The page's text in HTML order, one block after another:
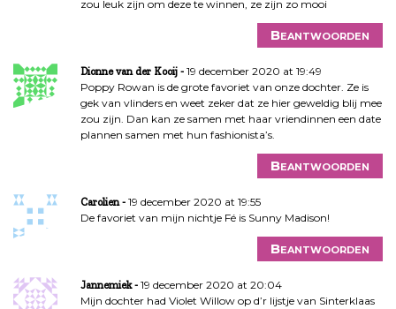
zou leuk zijn om deze te winnen, ze zijn zo mooi
Beantwoorden
Dionne van der Kooij
19 december 2020 at 19:49
Poppy Rowan is de grote favoriet van onze dochter. Ze is
gek van vlinders en weet zeker dat ze hier geweldig blij mee
zou zijn. Dan kan ze samen met haar vriendinnen een date
plannen samen met hun fashionista’s.
Beantwoorden
Carolien
19 december 2020 at 19:55
De favoriet van mijn nichtje Fé is Sunny Madison!
Beantwoorden
Jannemiek
19 december 2020 at 20:04
Mijn dochter had Violet Willow op d’r lijstje van Sinterklaas